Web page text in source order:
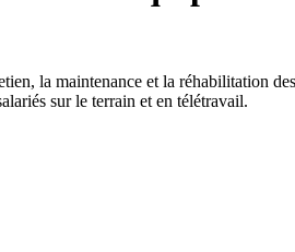
la maintenance et la réhabilitation
sur le terrain et en télétravail.